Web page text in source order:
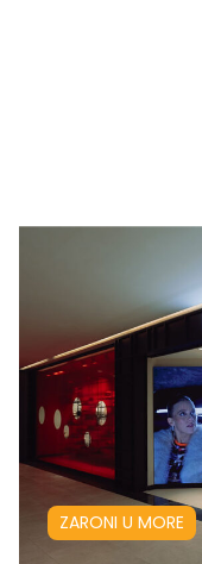
ZARONI U MORE